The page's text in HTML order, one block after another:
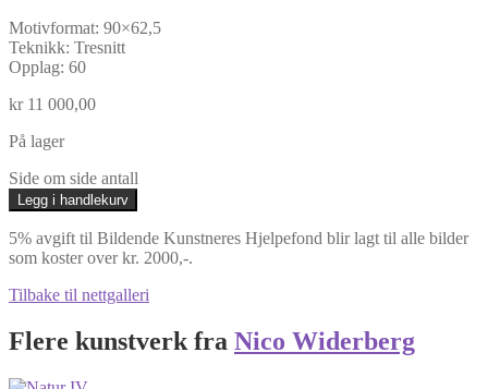
Motivformat: 90×62,5
Teknikk: Tresnitt
Opplag: 60
kr11 000,00
På lager
Side om side antall
Legg i handlekurv
5% avgift til Bildende Kunstneres Hjelpefond blir lagt til alle bilder
som koster over kr. 2000,-.
Tilbake til nettgalleri
Flere kunstverk fra Nico Widerberg